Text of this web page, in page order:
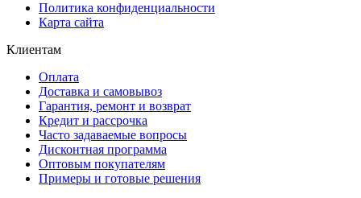
Политика конфиденциальности
Карта сайта
Клиентам
Оплата
Доставка и самовывоз
Гарантия, ремонт и возврат
Кредит и рассрочка
Часто задаваемые вопросы
Дисконтная программа
Оптовым покупателям
Примеры и готовые решения